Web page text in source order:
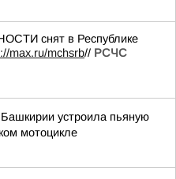
снят в Республике
max.ru/mchsrb// РСЧС
устроила пьяную
мотоцикле